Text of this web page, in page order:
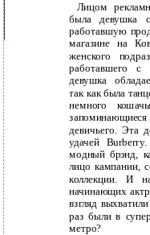
Лицом
была девушка
работавшую
магазине на
женского
работавшего
девушка
так как была
немного
девичьего. Эта
удачей
модный брэнд,
лицо кампании,
коллекции. И
начинающих
взгляд
раз были в
метро?